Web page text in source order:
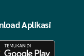
Aplikasi